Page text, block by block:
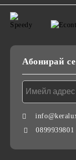
Абонирай
0899939801